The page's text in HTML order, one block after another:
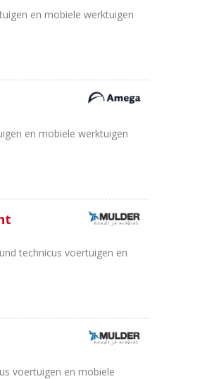
en mobiele werktuigen
en mobiele werktuigen
technicus voertuigen en
voertuigen en mobiele